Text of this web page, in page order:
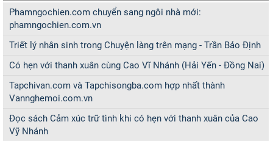
Phamngochien.com chuyển sang ngôi nhà mới:
phamngochien.com.vn
Triết lý nhân sinh trong Chuyện làng trên mạng - Trần Bảo Định
Có hẹn với thanh xuân cùng Cao Vĩ Nhánh (Hải Yến - Đồng Nai)
Tapchivan.com và Tapchisongba.com hợp nhất thành
Vannghemoi.com.vn
Đọc sách Cảm xúc trữ tình khi có hẹn với thanh xuân của Cao
Vỹ Nhánh